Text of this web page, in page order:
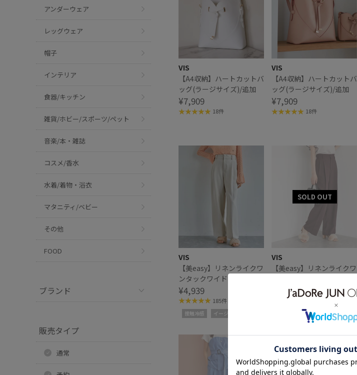
アンダーウェア
レッグウェア
帽子
インテリア
食器/キッチン
雑貨/ホビー/スポーツ/ペット
音楽/本・雑誌
コスメ/香水
水着/着物・浴衣
マタニティ/ベビー
その他
FOOD
ブランド
販売タイプ
通常
VIS
【A4収納】ハートカットバ
ッグ(ラージサイズ)/追加
¥7,909
18件
VIS
【A4収納】ハートカットバ
ッグ(ラージサイズ)/追加
¥7,909
18件
VIS
【美easy】リネンライクワ
ンタックワイドスラックス
パンツ
¥4,939
185件
接触冷感 イージーケア
VIS
【美easy】リネンライクワ
パンツ
¥4,939
イージーケア